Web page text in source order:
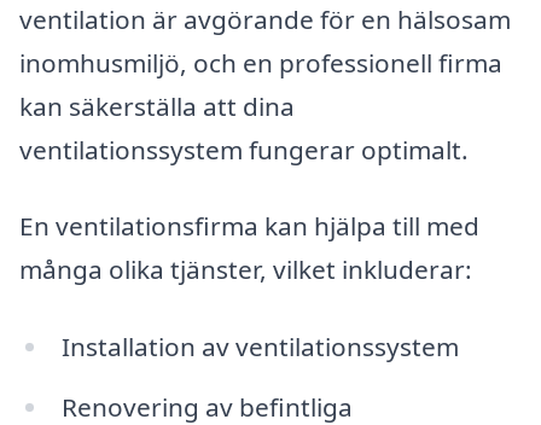
ventilation är avgörande för en hälsosam
inomhusmiljö, och en professionell firma
kan säkerställa att dina
ventilationssystem fungerar optimalt.
En ventilationsfirma kan hjälpa till med
många olika tjänster, vilket inkluderar:
Installation av ventilationssystem
Renovering av befintliga